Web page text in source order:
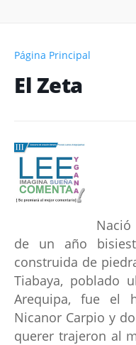
Página Principal
El Zeta
de un año
construida de
Tiabaya, poblado
Arequipa, fue el
Nicanor Carpio y
querer trajeron al